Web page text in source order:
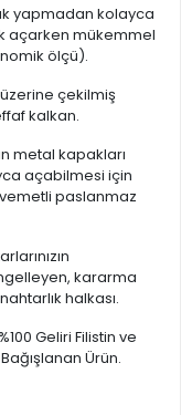
yapmadan kolayca
açarken mükemmel
ölçü).
çekilmiş
kalkan.
metal kapakları
açabilmesi için
paslanmaz
kararma
halkası.
%100 Geliri Filistin ve
Ürün.